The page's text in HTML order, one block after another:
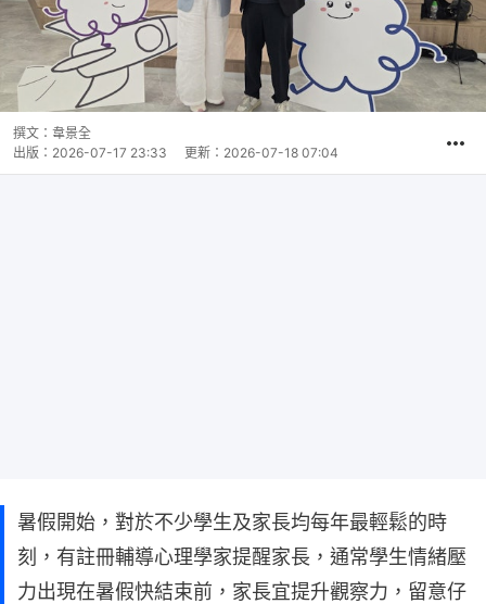
撰文： 韋景全
出版： 2026-07-17 23:33 更新： 2026-07-18 07:04
暑假開始，對於不少學生及家長均每年最輕鬆的時
刻，有註冊輔導心理學家提醒家長，通常學生情緒壓
力出現在暑假快結束前，家長宜提升觀察力，留意仔